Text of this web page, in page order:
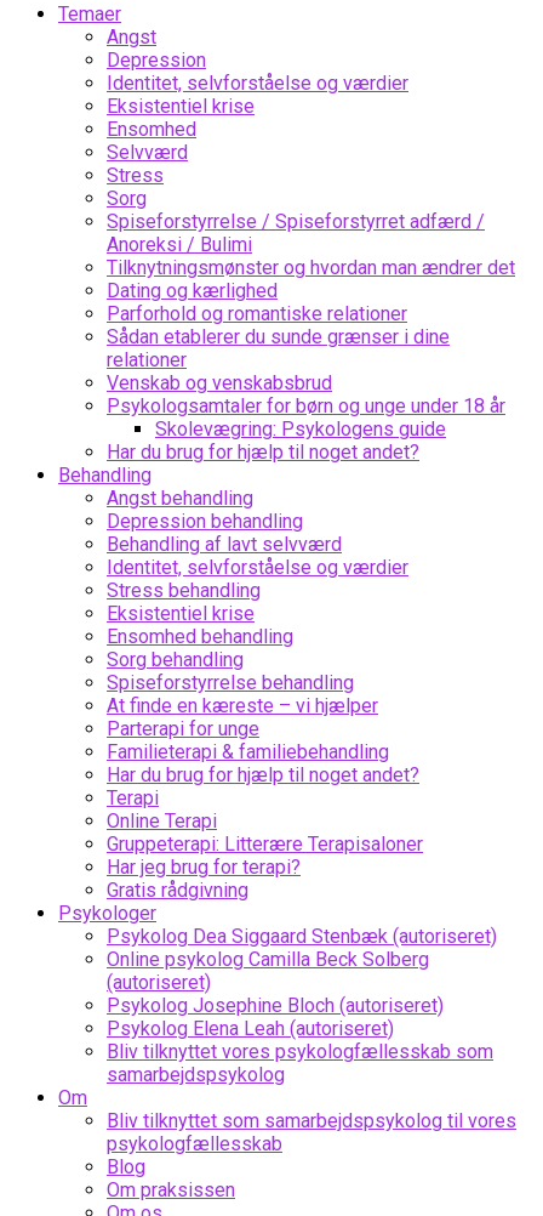
Temaer
Angst
Depression
Identitet, selvforståelse og værdier
Eksistentiel krise
Ensomhed
Selvværd
Stress
Sorg
Spiseforstyrrelse / Spiseforstyrret adfærd /
Anoreksi / Bulimi
Tilknytningsmønster og hvordan man ændrer det
Dating og kærlighed
Parforhold og romantiske relationer
Sådan etablerer du sunde grænser i dine
relationer
Venskab og venskabsbrud
Psykologsamtaler for børn og unge under 18 år
Skolevægring: Psykologens guide
Har du brug for hjælp til noget andet?
Behandling
Angst behandling
Depression behandling
Behandling af lavt selvværd
Identitet, selvforståelse og værdier
Stress behandling
Eksistentiel krise
Ensomhed behandling
Sorg behandling
Spiseforstyrrelse behandling
At finde en kæreste – vi hjælper
Parterapi for unge
Familieterapi & familiebehandling
Har du brug for hjælp til noget andet?
Terapi
Online Terapi
Gruppeterapi: Litterære Terapisaloner
Har jeg brug for terapi?
Gratis rådgivning
Psykologer
Psykolog Dea Siggaard Stenbæk (autoriseret)
Online psykolog Camilla Beck Solberg
(autoriseret)
Psykolog Josephine Bloch (autoriseret)
Psykolog Elena Leah (autoriseret)
Bliv tilknyttet vores psykologfællesskab som
samarbejdspsykolog
Om
Bliv tilknyttet som samarbejdspsykolog til vores
psykologfællesskab
Blog
Om praksissen